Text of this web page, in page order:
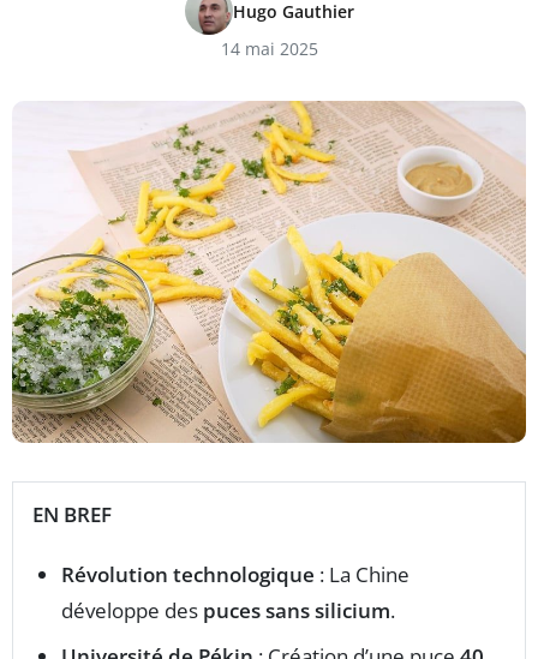
Hugo Gauthier
14 mai 2025
EN BREF
Révolution technologique : La Chine
développe des puces sans silicium.